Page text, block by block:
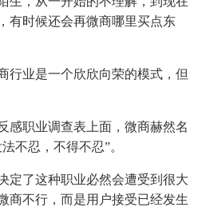
有时候还会再微商哪里买点东
业是一个欣欣向荣的模式，但
职业调查表上面，微商赫然名
不忍，不得不忍”。
了这种职业必然会遭受到很大
商不行，而是用户接受已经发生